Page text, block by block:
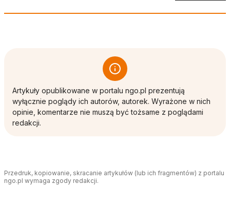
Artykuły opublikowane w portalu ngo.pl prezentują
wyłącznie poglądy ich autorów, autorek. Wyrażone w nich
opinie, komentarze nie muszą być tożsame z poglądami
redakcji.
Przedruk, kopiowanie, skracanie artykułów (lub ich fragmentów) z portalu
ngo.pl wymaga zgody redakcji.